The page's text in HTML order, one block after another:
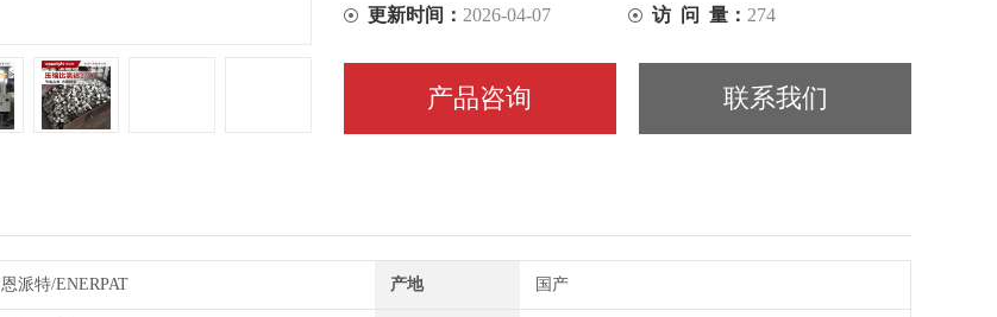
更新时间： 2026-04-07 访 问 量： 274
产品咨询 联系我们
恩派特/ENERPAT 产地 国产